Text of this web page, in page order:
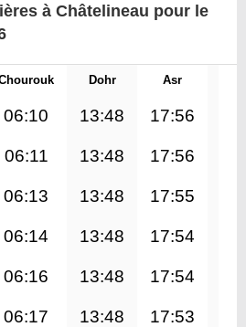
à Châtelineau pour le
Dohr Asr
06:10 13:48 17:56
06:11 13:48 17:56
06:13 13:48 17:55
06:14 13:48 17:54
06:16 13:48 17:54
06:17 13:48 17:53